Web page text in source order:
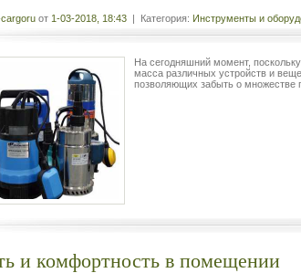
от 1-03-2018, 18:43 | Категория: Инструменты и
На сегодняшний момент,
масса различных устройств и
позволяющих забыть о множестве
и комфортность в помещении